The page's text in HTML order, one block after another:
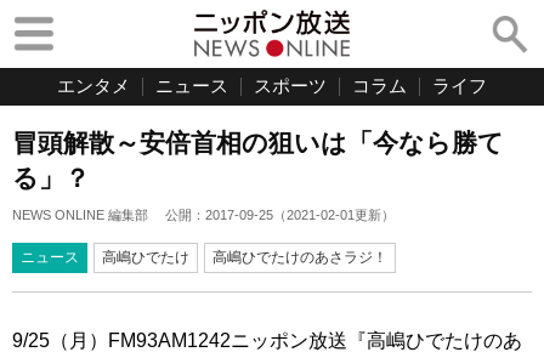
エンタメ ニュース スポーツ コラム ライフ
冒頭解散～安倍首相の狙いは「今なら勝て
る」？
NEWS ONLINE 編集部 公開： 2017-09-25 （2021-02-01更新）
ニュース 高嶋ひでたけ 高嶋ひでたけのあさラジ！
9/25（月）FM93AM1242ニッポン放送『高嶋ひでたけのあ